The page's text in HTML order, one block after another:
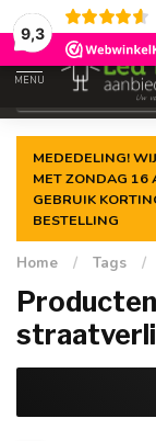
9,3
Gegarandeerde
MENU
MEDEDELING!
MET ZONDAG 16
GEBRUIK
BESTELLING
Home / Tags /